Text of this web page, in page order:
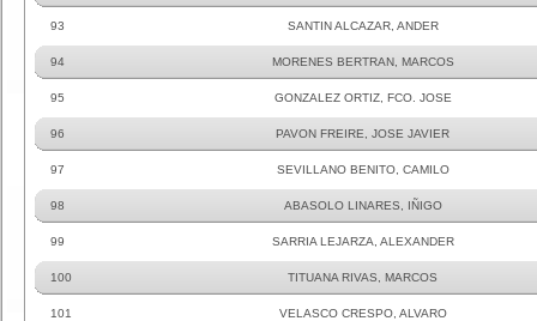
93 SANTIN ALCAZAR, ANDER
94 MORENES BERTRAN, MARCOS
95 GONZALEZ ORTIZ, FCO. JOSE
96 PAVON FREIRE, JOSE JAVIER
97 SEVILLANO BENITO, CAMILO
98 ABASOLO LINARES, IÑIGO
99 SARRIA LEJARZA, ALEXANDER
100 TITUANA RIVAS, MARCOS
101 VELASCO CRESPO, ALVARO